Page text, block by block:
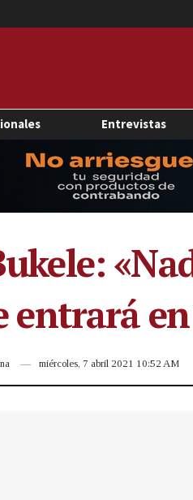
Entrevistas
entrará
miércoles, 7 abril 2021 10:52 AM